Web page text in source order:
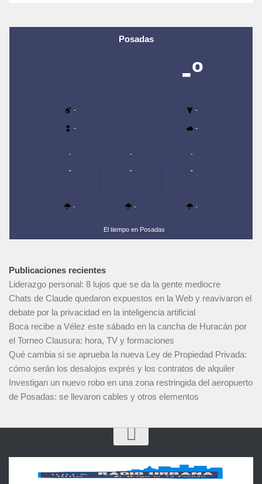
Posadas
-º
- -
- -
-
-
-
-
-
-
-
-
-
El tiempo en Posadas
Publicaciones recientes
Liderazgo personal: 8 lujos que se da la gente mediocre
Chats de Claude quedaron expuestos en la Web y reavivaron el
debate por la privacidad en la inteligencia artificial
Boca recibe a Vélez este sábado en la cancha de Huracán por
el Torneo Clausura: hora, TV y formaciones
Qué cambia si se aprueba la nueva Ley de Propiedad Privada:
cómo serán los desalojos exprés y los contratos de alquiler
Investigan un nuevo robo en una zona restringida del aeropuerto
de Posadas: se llevaron cables y otros elementos